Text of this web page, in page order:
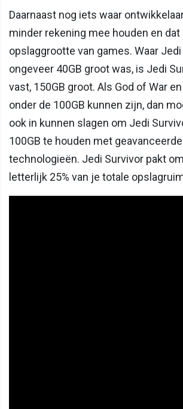
Daarnaast nog iets waar
minder rekening mee houden en dat
opslaggrootte van games. Waar Jedi
ongeveer 40GB groot was, is Jedi
vast, 150GB groot. Als God of War
onder de 100GB kunnen zijn, dan
ook in kunnen slagen om Jedi
100GB te houden met
technologieën. Jedi Survivor pakt
letterlijk 25% van je totale